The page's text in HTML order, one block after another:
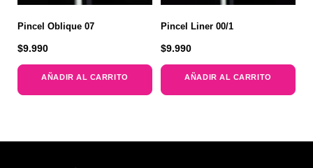
Pincel Oblique 07
$9.990
AÑADIR AL CARRITO
Pincel Liner 00/1
$9.990
AÑADIR AL CARRITO